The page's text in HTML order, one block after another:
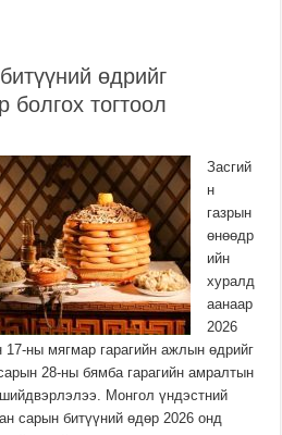
өдрийг
тогтоол
Засгий
н
газрын
өнөөдр
ийн
хуралд
аанаар
2026
17-ны мягмар гарагийн ажлын өдрийг
28-ны бямба гарагийн амралтын
Монгол үндэстний
сарын битүүний өдөр 2026 онд